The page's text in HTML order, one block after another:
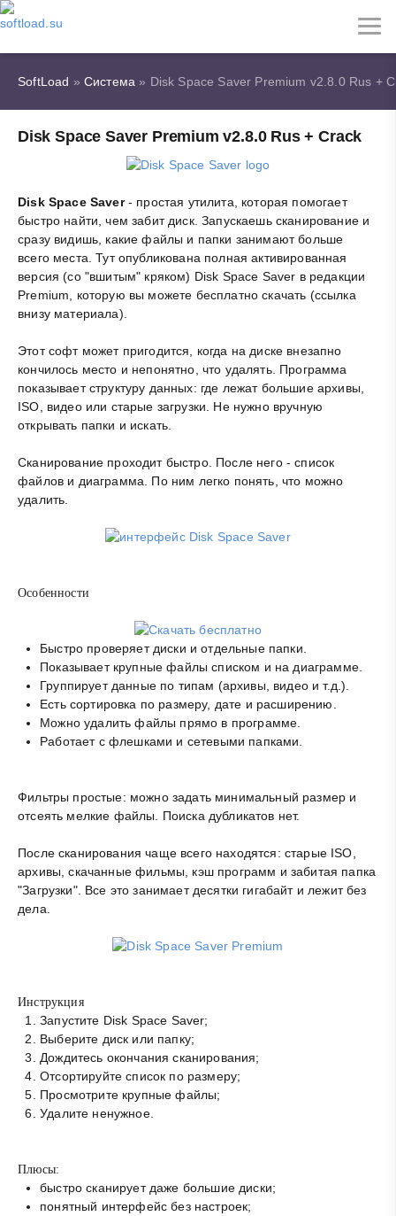
SoftLoad » Система » Disk Space Saver Premium v2.8.0 Rus +
Disk Space Saver Premium v2.8.0 Rus + Crack
Disk Space Saver- простая утилита, которая помогает
быстро найти, чем забит диск. Запускаешь сканирование и
сразу видишь, какие файлы и папки занимают больше
всего места. Тут опубликована полная активированная
версия (со "вшитым" кряком) Disk Space Saver в редакции
Premium, которую вы можете бесплатно скачать (ссылка
внизу материала).
Этот софт может пригодится, когда на диске внезапно
кончилось место и непонятно, что удалять. Программа
показывает структуру данных: где лежат большие архивы,
ISO, видео или старые загрузки. Не нужно вручную
открывать папки и искать.
Сканирование проходит быстро. После него - список
файлов и диаграмма. По ним легко понять, что можно
удалить.
Особенности
Быстро проверяет диски и отдельные папки.
Показывает крупные файлы списком и на диаграмме.
Группирует данные по типам (архивы, видео и т.д.).
Есть сортировка по размеру, дате и расширению.
Можно удалить файлы прямо в программе.
Работает с флешками и сетевыми папками.
Фильтры простые: можно задать минимальный размер и
отсеять мелкие файлы. Поиска дубликатов нет.
После сканирования чаще всего находятся: старые ISO,
архивы, скачанные фильмы, кэш программ и забитая папка
"Загрузки". Все это занимает десятки гигабайт и лежит без
дела.
Инструкция
Запустите Disk Space Saver;
Выберите диск или папку;
Дождитесь окончания сканирования;
Отсортируйте список по размеру;
Просмотрите крупные файлы;
Удалите ненужное.
Плюсы:
быстро сканирует даже большие диски;
понятный интерфейс без настроек;